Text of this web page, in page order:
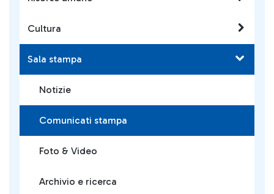
Cultura
Sala stampa
Notizie
Comunicati stampa
Foto & Video
Archivio e ricerca